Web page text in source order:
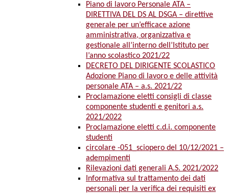
Piano di lavoro Personale ATA –
DIRETTIVA DEL DS AL DSGA – direttive
generale per un’efficace azione
amministrativa, organizzativa e
gestionale all’interno dell’Istituto per
l’anno scolastico 2021/22
DECRETO DEL DIRIGENTE SCOLASTICO
Adozione Piano di lavoro e delle attività
personale ATA – a.s. 2021/22
Proclamazione eletti consigli di classe
componente studenti e genitori a.s.
2021/2022
Proclamazione eletti c.d.i. componente
studenti
circolare -051_sciopero del 10/12/2021 –
adempimenti
Rilevazioni dati generali A.S. 2021/2022
Informativa sul trattamento dei dati
personali per la verifica dei requisiti ex